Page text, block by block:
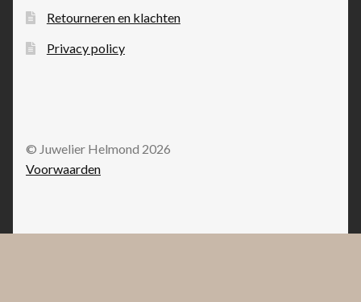
Retourneren en klachten
Privacy policy
© Juwelier Helmond 2026
Voorwaarden